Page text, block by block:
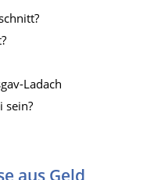
Ladach
sein?
aus Geld